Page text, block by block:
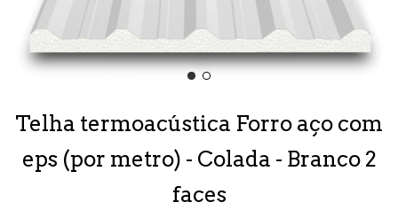
Telha termoacústica Forro aço com
eps (por metro) - Colada - Branco 2
faces